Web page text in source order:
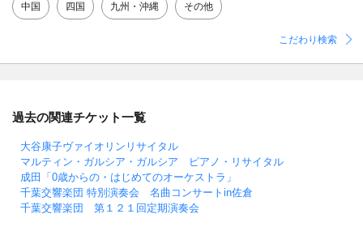
中国 四国 九州・沖縄 その他
こだわり検索
過去の関連チケット一覧
大谷康子ヴァイオリンリサイタル
マルティン・ガルシア・ガルシア ピアノ・リサイタル
成田「0歳からの・はじめてのオーケストラ」
千葉交響楽団 特別演奏会 名曲コンサートin佐倉
千葉交響楽団 第１２１回定期演奏会